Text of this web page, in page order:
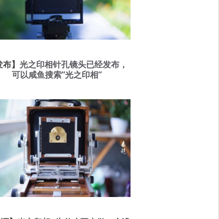
】 光之印相针孔镜头已经发布，
可以咸鱼搜索“光之印相“